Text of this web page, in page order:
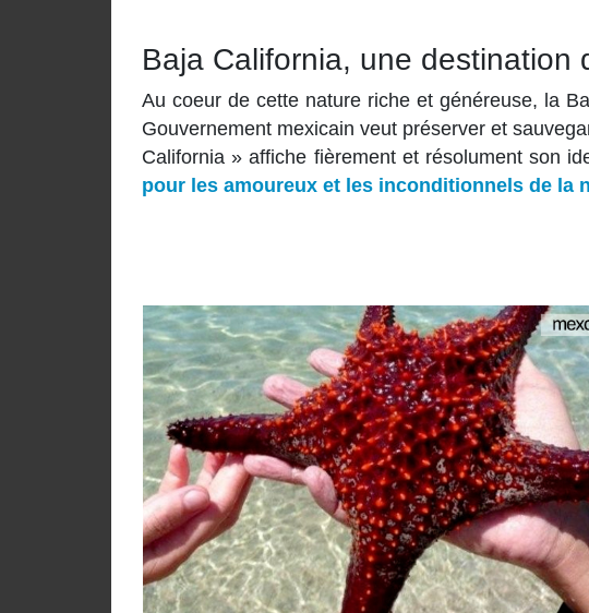
Baja California, une destination
Au coeur de cette nature riche et généreuse, la
Gouvernement mexicain veut préserver et
California » affiche fièrement et résolument son
pour les amoureux et les inconditionnels de la